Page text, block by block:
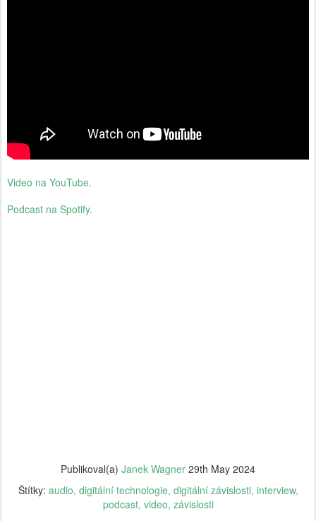
Video na YouTube.
Podcast na Spotify.
Publikoval(a) Janek Wagner 29th May 2024
Štítky: audio digitální technologie digitální závislosti interview
podcast video závislosti